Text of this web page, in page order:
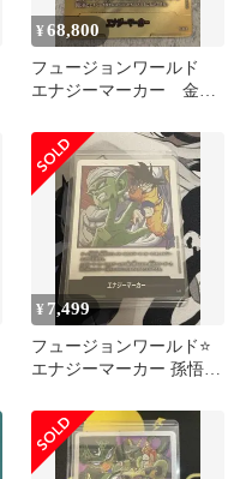
¥68,800
フュージョンワールド
エナジーマーカー 金
¥ 7,499
フュージョンワールド⭐️
エナジーマーカー 孫悟空